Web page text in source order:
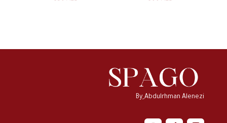
By ِAbdulrhman Alenezi